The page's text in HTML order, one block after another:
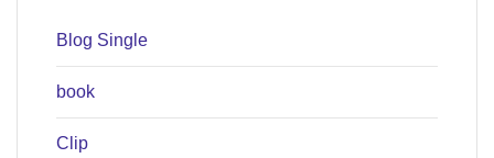
Blog Single
book
Clip